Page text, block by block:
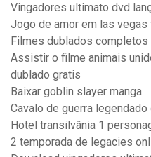
Vingadores ultimato dvd
Jogo de amor em las
Filmes dublados
Assistir o filme animais
dublado gratis
Baixar goblin slayer manga
Cavalo de guerra legendado
Hotel transilvânia 1
2 temporada de legacies